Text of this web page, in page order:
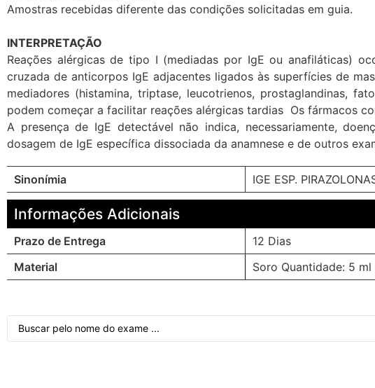
Amostras recebidas diferente das condições solicitadas em guia.
INTERPRETAÇÃO
Reações alérgicas de tipo I (mediadas por IgE ou anafiláticas)
cruzada de anticorpos IgE adjacentes ligados às superfícies de
mediadores (histamina, triptase, leucotrienos, prostaglandinas,
podem começar a facilitar reações alérgicas tardias Os fármacos
A presença de IgE detectável não indica, necessariamente,
dosagem de IgE específica dissociada da anamnese e de outros
Sinonímia IGE ESP.
Informações Adicionais
Prazo de Entrega
12 Dias
Material
Soro Quantidade: 5 ml